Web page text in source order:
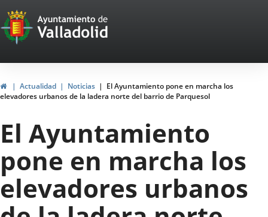
Portal
Web
del
Ayuntamiento
de
Valladolid
InicioActualidad Noticias
El Ayuntamiento pone en marcha los
elevadores urbanos de la ladera norte del barrio de Parquesol
El Ayuntamiento
pone en marcha los
elevadores urbanos